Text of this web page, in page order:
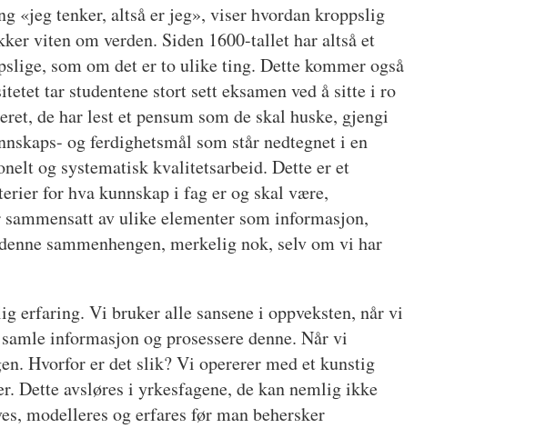
«jeg tenker, altså er jeg», viser hvordan kroppslig
viten om verden. Siden 1600-tallet har altså et
som om det er to ulike ting. Dette kommer også
tar studentene stort sett eksamen ved å sitte i ro
de har lest et pensum som de skal huske, gjengi
og ferdighetsmål som står nedtegnet i en
og systematisk kvalitetsarbeid. Dette er et
for hva kunnskap i fag er og skal være,
av ulike elementer som informasjon,
sammenhengen, merkelig nok, selv om vi har
erfaring. Vi bruker alle sansene i oppveksten, når vi
informasjon og prosessere denne. Når vi
Hvorfor er det slik? Vi opererer med et kunstig
Dette avsløres i yrkesfagene, de kan nemlig ikke
modelleres og erfares før man behersker